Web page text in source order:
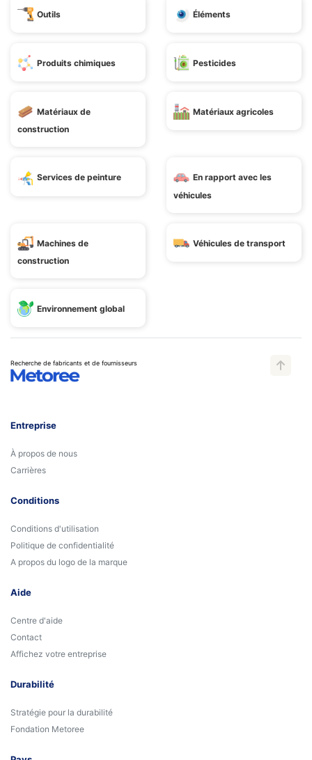
Outils Éléments
Produits chimiques Pesticides
Matériaux de
construction
Matériaux agricoles
Services de peinture
En rapport avec les
véhicules
Machines de
construction
Véhicules de transport
Environnement global
Recherche de fabricants et de fournisseurs
Entreprise
À propos de nous
Carrières
Conditions
Conditions d'utilisation
Politique de confidentialité
A propos du logo de la marque
Aide
Centre d'aide
Contact
Affichez votre entreprise
Durabilité
Stratégie pour la durabilité
Fondation Metoree